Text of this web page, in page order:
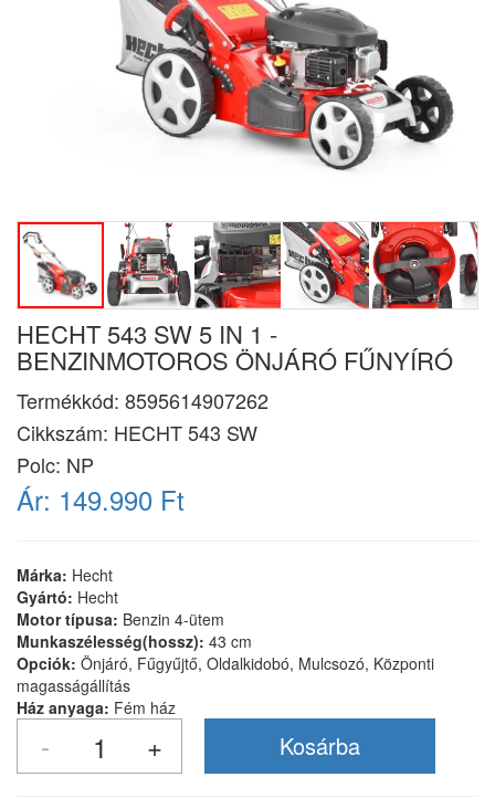
HECHT 543 SW 5 IN 1 -
BENZINMOTOROS ÖNJÁRÓ FŰNYÍRÓ
Termékkód: 8595614907262
Cikkszám: HECHT 543 SW
Polc: NP
Ár: 149.990 Ft
Márka: Hecht
Gyártó: Hecht
Motor típusa: Benzin 4-ütem
Munkaszélesség(hossz): 43 cm
Opciók: Önjáró, Fűgyűjtő, Oldalkidobó, Mulcsozó, Központi
magasságállítás
Ház anyaga: Fém ház